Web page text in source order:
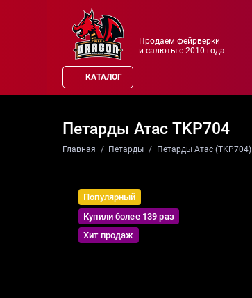
Продаем фейрверки
и салюты с 2010 года
КАТАЛОГ
Петарды Атас TKP704
Главная Петарды Петарды Атас (TKP704)
Популярный
Купили более 139 раз
Хит продаж